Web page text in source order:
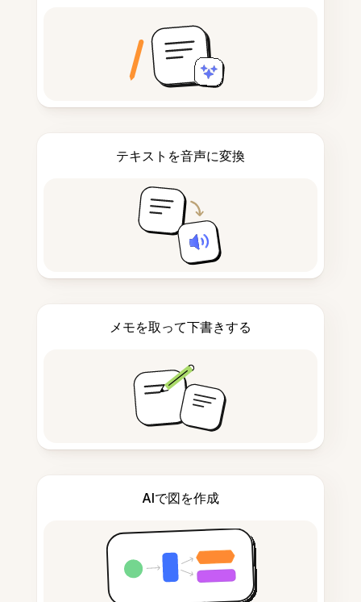
テキストを音声に変換
メモを取って下書きする
AIで図を作成